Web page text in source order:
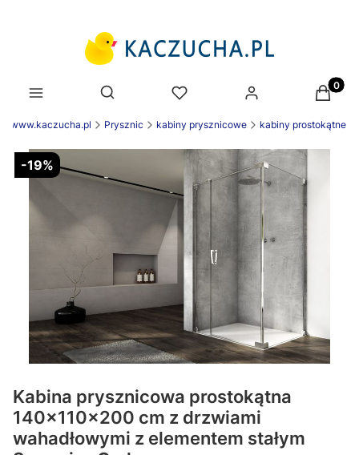
Otwórz wyszukiwarkę
www.kaczucha.pl Prysznic kabiny prysznicowe kabiny prostokątne
-19%
Kabina prysznicowa prostokątna
140x110x200 cm z drzwiami
wahadłowymi z elementem stałym